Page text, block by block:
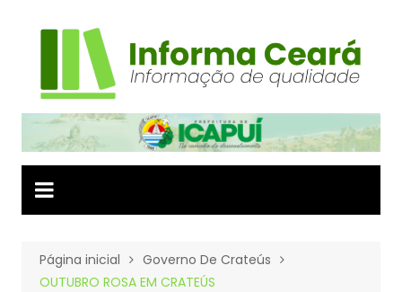
Página inicial
Governo De Crateús
OUTUBRO ROSA EM CRATEÚS